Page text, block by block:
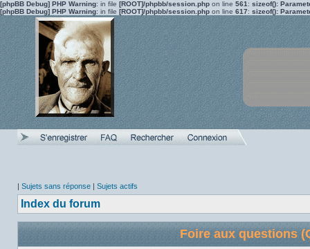
[phpBB Debug] PHP Warning: in file [ROOT]/phpbb/session.php on line 561 : sizeof():
[phpBB Debug] PHP Warning: in file [ROOT]/phpbb/session.php on line 617: sizeof():
| Sujets sans réponse | Sujets actifs
Index du forum
Foire aux questions